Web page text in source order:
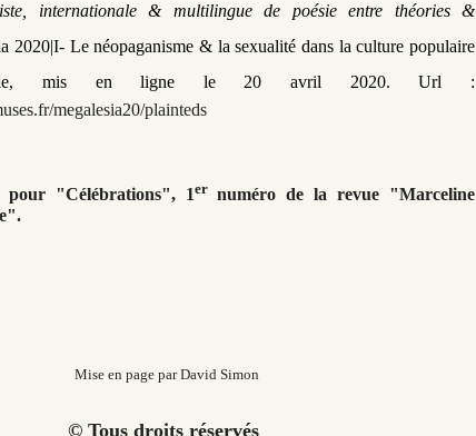
internationale & multilingue de poésie entre théories &
2020|I- Le néopaganisme & la sexualité dans la culture populaire
mis en ligne le 20 avril 2020. Url :
megalesia20/plainteds
pour "Célébrations", 1​​​​​​er numéro de la revue "Marceline
Mise en page par David Simon
© Tous droits réservés